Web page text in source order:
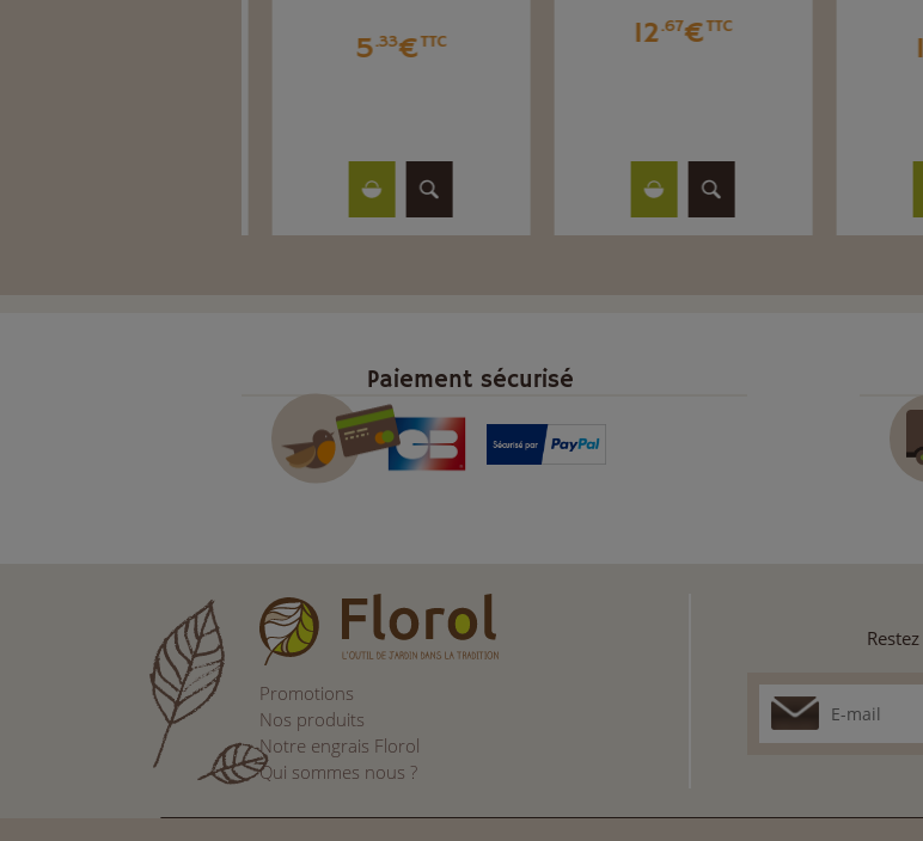
5.33€TTC 12.67€TTC
13
Paiement sécurisé
Promotions
Nos produits
Notre engrais Florol
Qui sommes nous ?